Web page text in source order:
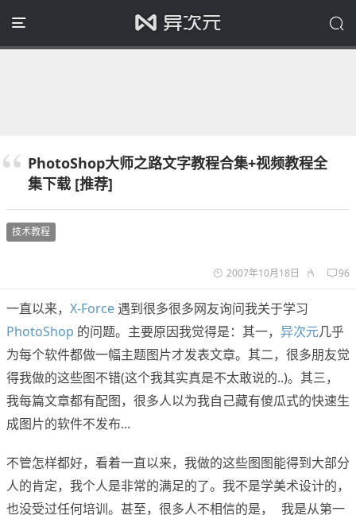
PhotoShop大师之路文字教程合集+视频教程全
集下载 [推荐]
技术教程
2007年10月18日 96
一直以来， X-Force遇到很多很多网友询问我关于学习
PhotoShop 的问题。主要原因我觉得是：其一， 异次元几乎
为每个软件都做一幅主题图片才发表文章。其二，很多朋友觉
得我做的这些图不错(这个我其实真是不太敢说的..)。其三，
我每篇文章都有配图，很多人以为我自己藏有傻瓜式的快速生
成图片的软件不发布...
不管怎样都好，看着一直以来，我做的这些图图能得到大部分
人的肯定，我个人是非常的满足的了。我不是学美术设计的，
也没受过任何培训。甚至，很多人不相信的是，
我是从第一